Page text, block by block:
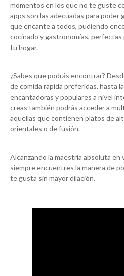
momentos en los que no te guste
apps son las adecuadas para poder
que encante a todos, pudiendo
cocinado y gastronomías,
tu hogar.
¿Sabes que podrás encontrar?
de comida rápida preferidas, hasta
encantadoras y populares a nivel
creas también podrás acceder a
aquellas que contienen platos de
orientales o de fusión.
Alcanzando la maestria absoluta en
siempre encuentres la manera de
te gusta sin mayor dilación.